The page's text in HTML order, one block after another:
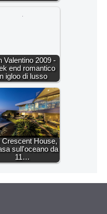
Valentino 2009 -
end romantico
igloo di lusso
Crescent House,
sull'oceano da
11…